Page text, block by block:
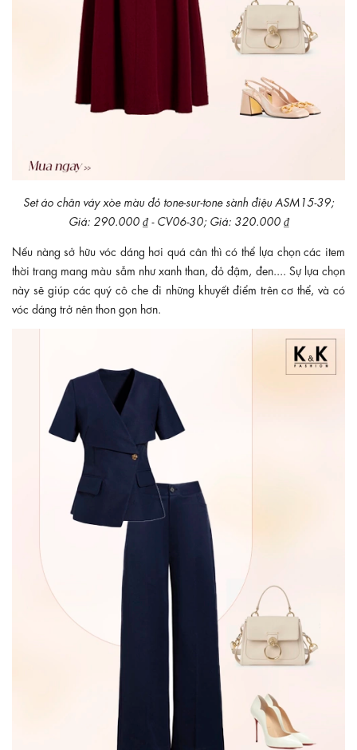
Set áo chân váy xòe màu đỏ tone-sur-tone sành điệu ASM15-39;
Giá: 290.000 ₫ - CV06-30; Giá: 320.000 ₫
Nếu nàng sở hữu vóc dáng hơi quá cân thì có thể lựa chọn các item
thời trang mang màu sẫm như xanh than, đỏ đậm, đen.... Sự lựa chọn
này sẽ giúp các quý cô che đi những khuyết điểm trên cơ thể, và có
vóc dáng trở nên thon gọn hơn.